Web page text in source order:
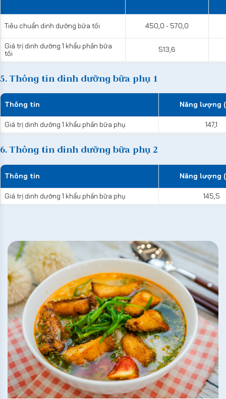
Tiêu chuẩn dinh dưỡng bữa tối 450,0 - 570,0
Giá trị dinh dưỡng 1 khẩu phần bữa
tối
513,6
5. Thông tin dinh dưỡng bữa phụ 1
Thông tin Năng lượng
Giá trị dinh dưỡng 1 khẩu phần bữa phụ 147,1
6. Thông tin dinh dưỡng bữa phụ 2
Thông tin Năng lượng
Giá trị dinh dưỡng 1 khẩu phần bữa phụ 145,5